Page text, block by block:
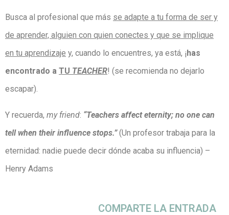
Busca al profesional que más se adapte a tu forma de ser y
de aprender, alguien con quien conectes y que se implique
en tu aprendizaje y, cuando lo encuentres, ya está, ¡has
encontrado a TU TEACHER! (se recomienda no dejarlo
escapar).
Y recuerda, my friend: “Teachers affect eternity; no one can
tell when their influence stops.”(Un profesor trabaja para la
eternidad: nadie puede decir dónde acaba su influencia) –
Henry Adams
COMPARTE LA ENTRADA